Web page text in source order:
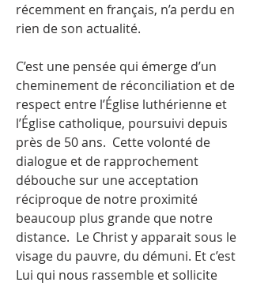
récemment en français, n’a perdu en
rien de son actualité.
C’est une pensée qui émerge d’un
cheminement de réconciliation et de
respect entre l’Église luthérienne et
l’Église catholique, poursuivi depuis
près de 50 ans. Cette volonté de
dialogue et de rapprochement
débouche sur une acceptation
réciproque de notre proximité
beaucoup plus grande que notre
distance. Le Christ y apparait sous le
visage du pauvre, du démuni. Et c’est
Lui qui nous rassemble et sollicite